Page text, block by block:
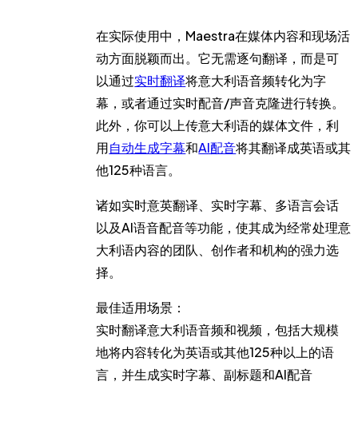
在实际使用中，Maestra在媒体内容和现场活
动方面脱颖而出。它无需逐句翻译，而是可
以通过实时翻译将意大利语音频转化为字
幕，或者通过实时配音/声音克隆进行转换。
此外，你可以上传意大利语的媒体文件，利
用自动生成字幕和AI配音将其翻译成英语或其
他125种语言。
诸如实时意英翻译、实时字幕、多语言会话
以及AI语音配音等功能，使其成为经常处理意
大利语内容的团队、创作者和机构的强力选
择。
最佳适用场景：
实时翻译意大利语音频和视频，包括大规模
地将内容转化为英语或其他125种以上的语
言，并生成实时字幕、副标题和AI配音